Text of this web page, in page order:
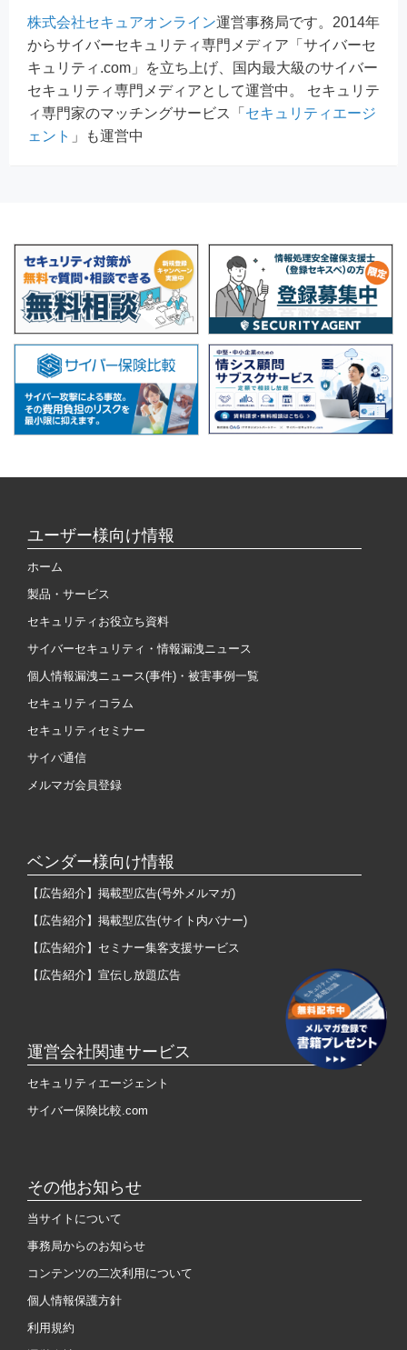
株式会社セキュアオンライン運営事務局です。2014年
からサイバーセキュリティ専門メディア「サイバーセ
キュリティ.com」を立ち上げ、国内最大級のサイバー
セキュリティ専門メディアとして運営中。 セキュリテ
ィ専門家のマッチングサービス「 セキュリティエージ
ェント 」も運営中
ユーザー様向け情報
ホーム
製品・サービス
セキュリティお役立ち資料
サイバーセキュリティ・情報漏洩ニュース
個人情報漏洩ニュース(事件)・被害事例一覧
セキュリティコラム
セキュリティセミナー
サイバ通信
メルマガ会員登録
ベンダー様向け情報
【広告紹介】掲載型広告(号外メルマガ)
【広告紹介】掲載型広告(サイト内バナー)
【広告紹介】セミナー集客支援サービス
【広告紹介】宣伝し放題広告
運営会社関連サービス
セキュリティエージェント
サイバー保険比較.com
その他お知らせ
当サイトについて
事務局からのお知らせ
コンテンツの二次利用について
個人情報保護方針
利用規約